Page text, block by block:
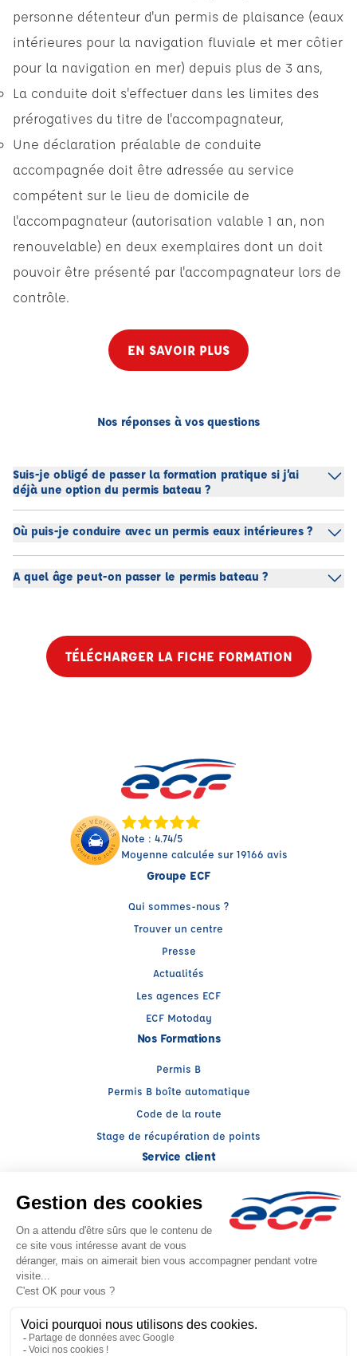
personne détenteur d'un permis de plaisance (eaux
intérieures pour la navigation fluviale et mer côtier
pour la navigation en mer) depuis plus de 3 ans,
La conduite doit s'effectuer dans les limites des
prérogatives du titre de l'accompagnateur,
Une déclaration préalable de conduite
accompagnée doit être adressée au service
compétent sur le lieu de domicile de
l'accompagnateur (autorisation valable 1 an, non
renouvelable) en deux exemplaires dont un doit
pouvoir être présenté par l'accompagnateur lors de
contrôle.
EN SAVOIR PLUS
Nos réponses à vos questions
Suis-je obligé de passer la formation pratique si j’ai
déjà une option du permis bateau ?
Où puis-je conduire avec un permis eaux intérieures ?
A quel âge peut-on passer le permis bateau ?
TÉLÉCHARGER LA FICHE FORMATION
Note : 4.74/5
Moyenne calculée sur 19166 avis
Groupe ECF
Qui sommes-nous ?
Trouver un centre
Presse
Actualités
Les agences ECF
ECF Motoday
Nos Formations
Permis B
Permis B boîte automatique
Code de la route
Stage de récupération de points
Service client
My ECF
Conseils